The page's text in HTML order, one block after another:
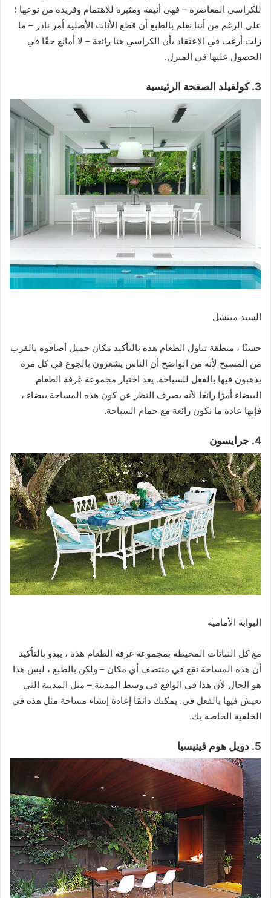
للكراسي المعاصرة – فهي أنيقة ومثيرة للاهتمام وفريدة من نوعها ؛
على الرغم من أننا نعلم بالطبع أن قطع الأثاث الأصلية أمر نادر – ما
زلت أرغب في الاعتقاد بأن الكراسي هنا رائعة – لا أمانع حقًا في
الحصول عليها في المنزل.
3. كولفيلد الصفحة الرئيسية
السيد ميتشل
حسنًا ، منطقة تناول الطعام هذه بالتأكيد مكان جميل أضافوه بالقرب
من المسبح لأنه من الواضح أن الناس يشعرون بالجوع في كل مرة
يذهبون فيها بالفعل للسباحة. يعد اختيار مجموعة غرفة الطعام
البيضاء أمرًا رائعًا لأنه بصرف النظر عن كون هذه المساحة بيضاء ،
فإنها عادة ما تكون رائعة مع حمام السباحة.
4. جرايسون
البوابة الأمامية
مع كل النباتات المحيطة بمجموعة غرفة الطعام هذه ، يبدو بالتأكيد
أن هذه المساحة تقع في منتصف أي مكان – ولكن بالطبع ، ليس هذا
هو الحال لأن هذا في الواقع في وسط المدينة – مثل المدينة التي
تعيش فيها بالفعل في. يمكنك دائمًا إعادة إنشاء مساحة مثل هذه في
الخلفية الخاصة بك.
5. دويل هوم فينيسيا